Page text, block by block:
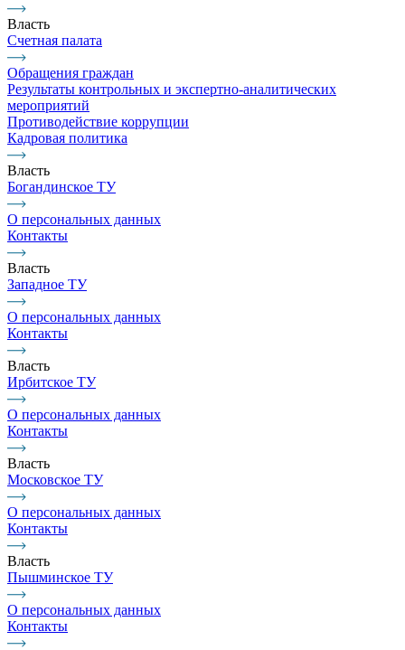
Власть
Счетная палата
Обращения граждан
Результаты контрольных и экспертно-аналитических
мероприятий
Противодействие коррупции
Кадровая политика
Власть
Богандинское ТУ
О персональных данных
Контакты
Власть
Западное ТУ
О персональных данных
Контакты
Власть
Ирбитское ТУ
О персональных данных
Контакты
Власть
Московское ТУ
О персональных данных
Контакты
Власть
Пышминское ТУ
О персональных данных
Контакты